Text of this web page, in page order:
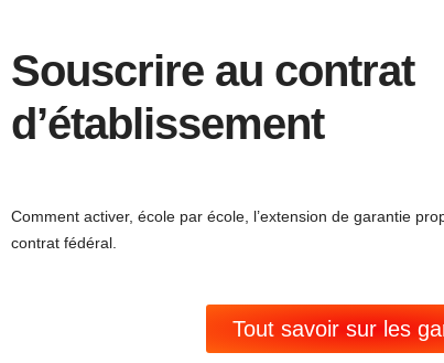
Souscrire au contrat
d’établissement
Comment activer, école par école, l’extension de garantie
contrat fédéral.
Tout savoir sur les